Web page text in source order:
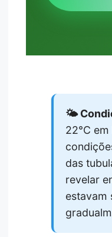
🌤️
22°C
das
revelar
estavam